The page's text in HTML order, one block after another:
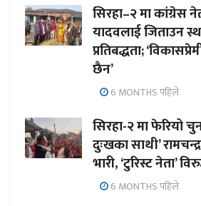
सिरहा–२ मा कांग्रेस
यादवलाई जिताउन
प्रतिबद्धता;
छैन’
6 MONTHS पहिले
सिरहा-२ मा फेरियो
दुःखका साथी’
भारी, ‘टुरिस्ट नेता’
6 MONTHS पहिले